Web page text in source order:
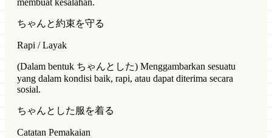
ちゃんと約束を守る
Rapi / Layak
(Dalam bentuk ちゃんとした) Menggambarkan sesuatu
yang dalam kondisi baik, rapi, atau dapat diterima secara
sosial.
ちゃんとした服を着る
Catatan Pemakaian